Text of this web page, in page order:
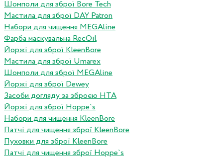
Шомполи для зброї Bore Tech
Мастила для зброї DAY Patron
Набори для чищення MEGAline
Фарба маскувальна RecOil
Йоржі для зброї KleenBore
Мастила для зброї Umarex
Шомполи для зброї MEGAline
Йоржі для зброї Dewey
Засоби догляду за зброєю HTA
Йоржі для зброї Hoppe`s
Набори для чищення KleenBore
Патчі для чищення зброї KleenBore
Пуховки для зброї KleenBore
Патчі для чищення зброї Hoppe`s